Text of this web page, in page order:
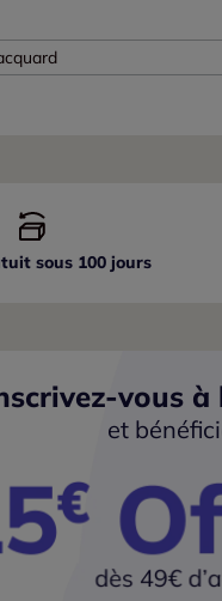
sous 100 jours
vous
et